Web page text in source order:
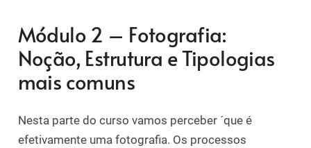
Módulo 2 – Fotografia:
Noção, Estrutura e Tipologias
mais comuns
Nesta parte do curso vamos perceber ´que é
efetivamente uma fotografia. Os processos